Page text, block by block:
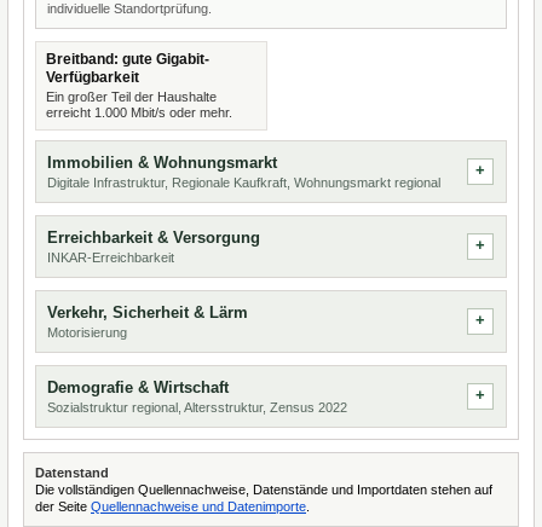
individuelle Standortprüfung.
Breitband: gute Gigabit-
Verfügbarkeit
Ein großer Teil der Haushalte
erreicht 1.000 Mbit/s oder mehr.
Immobilien & Wohnungsmarkt
Digitale Infrastruktur, Regionale Kaufkraft, Wohnungsmarkt regional
Erreichbarkeit & Versorgung
INKAR-Erreichbarkeit
Verkehr, Sicherheit & Lärm
Motorisierung
Demografie & Wirtschaft
Sozialstruktur regional, Altersstruktur, Zensus 2022
Datenstand
Die vollständigen Quellennachweise, Datenstände und Importdaten stehen auf
der Seite Quellennachweise und Datenimporte